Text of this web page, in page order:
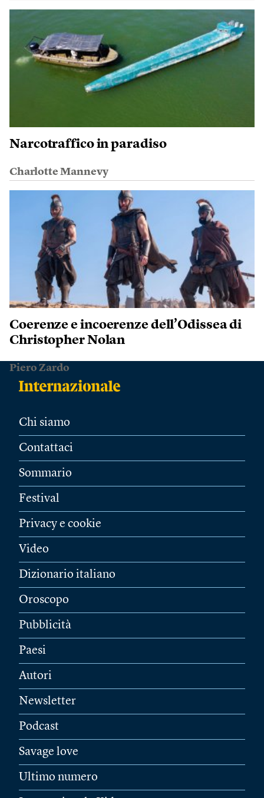
Narcotraffico in paradiso
Charlotte Mannevy
Coerenze e incoerenze dell’Odissea di
Christopher Nolan
Piero Zardo
Chi siamo
Contattaci
Sommario
Festival
Privacy e cookie
Video
Dizionario italiano
Oroscopo
Pubblicità
Paesi
Autori
Newsletter
Podcast
Savage love
Ultimo numero